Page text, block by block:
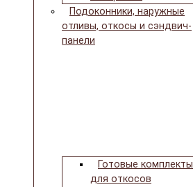
Подоконники, наружные
отливы, откосы и сэндвич-
панели
Готовые комплекты
для откосов